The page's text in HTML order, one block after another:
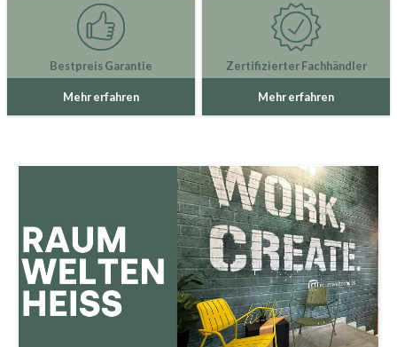
Bestpreis Garantie
Mehr erfahren
Zertifizierter Fachhändler
Mehr erfahren